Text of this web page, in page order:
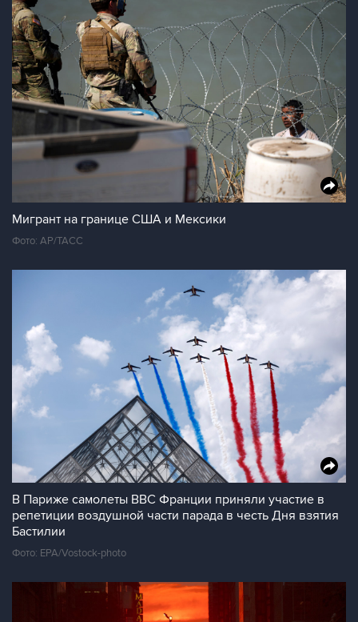
Мигрант на границе США и Мексики
Фото: АР/ТАСС
В Париже самолеты ВВС Франции приняли участие в
репетиции воздушной части парада в честь Дня взятия
Бастилии
Фото: EPA/Vostock-photo